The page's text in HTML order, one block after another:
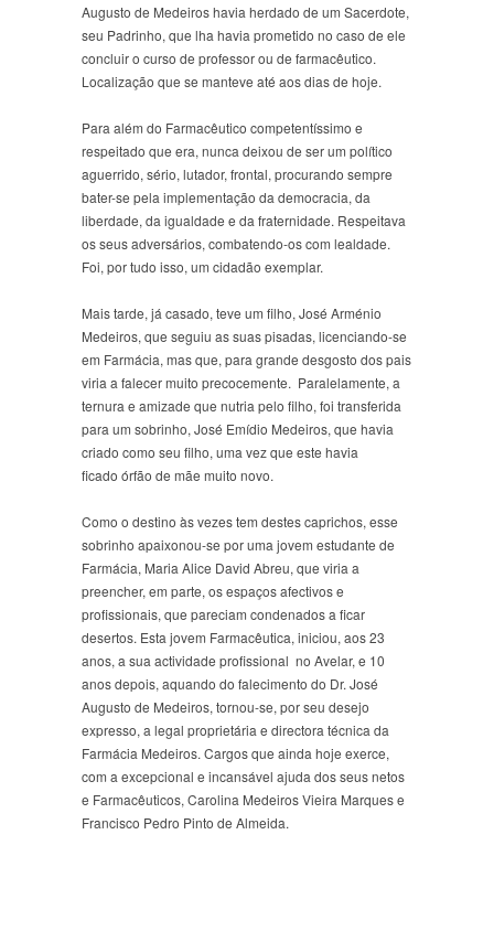
Augusto de Medeiros havia herdado de um Sacerdote,
seu Padrinho, que lha havia prometido no caso de ele
concluir o curso de professor ou de farmacêutico.
Localização que se manteve até aos dias de hoje.
Para além do Farmacêutico competentíssimo e
respeitado que era, nunca deixou de ser um político
aguerrido, sério, lutador, frontal, procurando sempre
bater-se pela implementação da democracia, da
liberdade, da igualdade e da fraternidade. Respeitava
os seus adversários, combatendo-os com lealdade.
Foi, por tudo isso, um cidadão exemplar.
Mais tarde, já casado, teve um filho, José Arménio
Medeiros, que seguiu as suas pisadas, licenciando-se
em Farmácia, mas que, para grande desgosto dos pais
viria a falecer muito precocemente. Paralelamente, a
ternura e amizade que nutria pelo filho, foi transferida
para um sobrinho, José Emídio Medeiros, que havia
criado como seu filho, uma vez que este havia
ficado órfão de mãe muito novo.
Como o destino às vezes tem destes caprichos, esse
sobrinho apaixonou-se por uma jovem estudante de
Farmácia, Maria Alice David Abreu, que viria a
preencher, em parte, os espaços afectivos e
profissionais, que pareciam condenados a ficar
desertos. Esta jovem Farmacêutica, iniciou, aos 23
anos, a sua actividade profissional no Avelar, e 10
anos depois, aquando do falecimento do Dr. José
Augusto de Medeiros, tornou-se, por seu desejo
expresso, a legal proprietária e directora técnica da
Farmácia Medeiros. Cargos que ainda hoje exerce,
com a excepcional e incansável ajuda dos seus netos
e Farmacêuticos, Carolina Medeiros Vieira Marques e
Francisco Pedro Pinto de Almeida.